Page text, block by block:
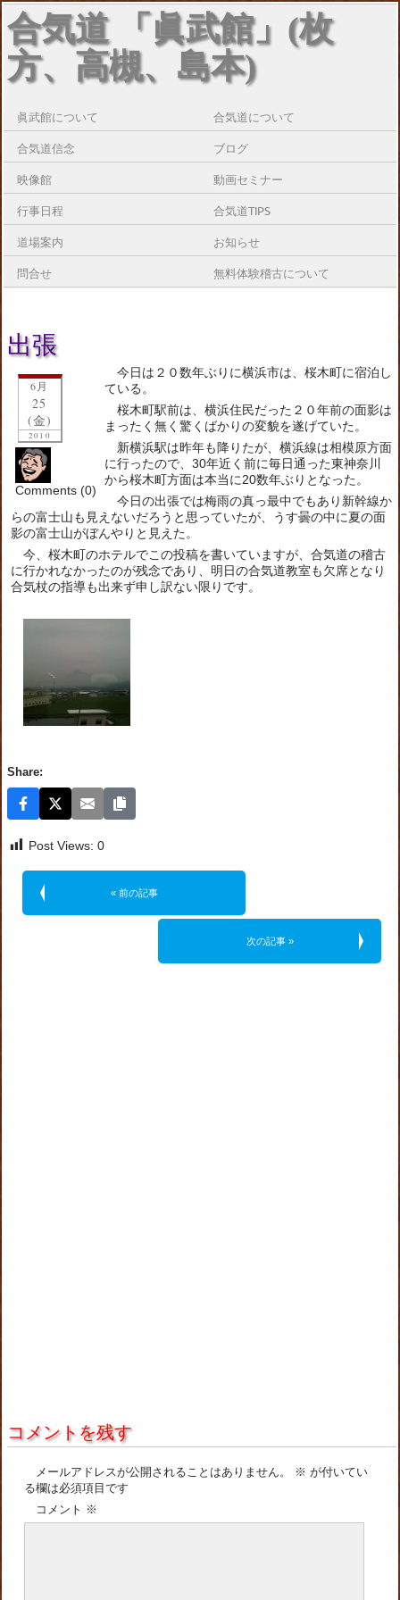
合気道 「眞武館」(枚
方、高槻、島本)
眞武館について 合気道について
合気道信念 ブログ
映像館 動画セミナー
行事日程 合気道TIPS
道場案内 お知らせ
問合せ 無料体験稽古について
出張
6月
25
(金)
2010
Comments (0)
今日は２０数年ぶりに横浜市は、桜木町に宿泊し
ている。
桜木町駅前は、横浜住民だった２０年前の面影は
まったく無く驚くばかりの変貌を遂げていた。
新横浜駅は昨年も降りたが、横浜線は相模原方面
に行ったので、30年近く前に毎日通った東神奈川
から桜木町方面は本当に20数年ぶりとなった。
今日の出張では梅雨の真っ最中でもあり新幹線か
らの富士山も見えないだろうと思っていたが、うす曇の中に夏の面
影の富士山がぼんやりと見えた。
今、桜木町のホテルでこの投稿を書いていますが、合気道の稽古
に行かれなかったのが残念であり、明日の合気道教室も欠席となり
合気杖の指導も出来ず申し訳ない限りです。
Share:
Post Views: 0
« 前の記事
次の記事 »
コメントを残す
メールアドレスが公開されることはありません。 ※ が付いてい
る欄は必須項目です
コメント ※